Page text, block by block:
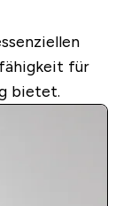
für
bietet.